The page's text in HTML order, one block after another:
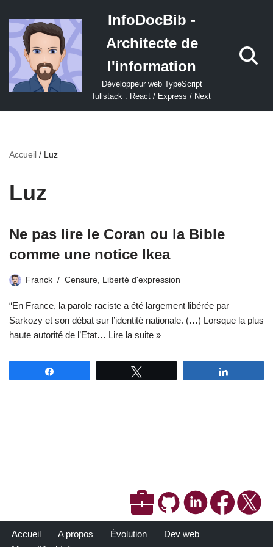
Aller
au
contenu
InfoDocBib -
Architecte de
l'information
Développeur web TypeScript
fullstack : React / Express / Next
Accueil / Luz
Luz
Ne pas lire le Coran ou la Bible
comme une notice Ikea
Franck Censure, Liberté d'expression
“En France, la parole raciste a été largement libérée par
Sarkozy et son débat sur l’identité nationale. (…) Lorsque la plus
haute autorité de l’Etat… Lire la suite »
Accueil A propos Évolution
Dev web